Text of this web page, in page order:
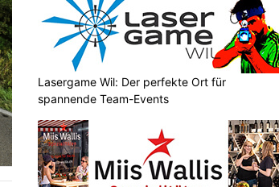
Lasergame Wil: Der perfekte Ort für
spannende Team-Events